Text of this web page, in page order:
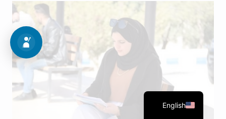
English